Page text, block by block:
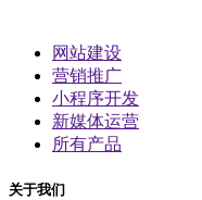
网站建设
营销推广
小程序开发
新媒体运营
所有产品
关于我们